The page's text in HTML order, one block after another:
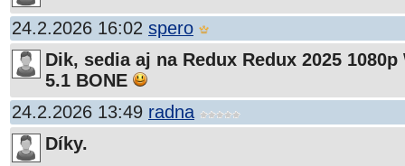
24.2.2026 16:02 spero
Dik, sedia aj na Redux Redux 2025 1080p
5.1 BONE
24.2.2026 13:49 radna
Díky.